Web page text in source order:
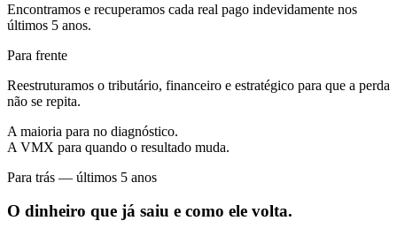
Encontramos e recuperamos cada real pago indevidamente nos
últimos 5 anos.
Para frente
Reestruturamos o tributário, financeiro e estratégico para que a perda
não se repita.
A maioria para no diagnóstico.
A VMX para quando o resultado muda.
Para trás — últimos 5 anos
O dinheiro que já saiu e como ele volta.